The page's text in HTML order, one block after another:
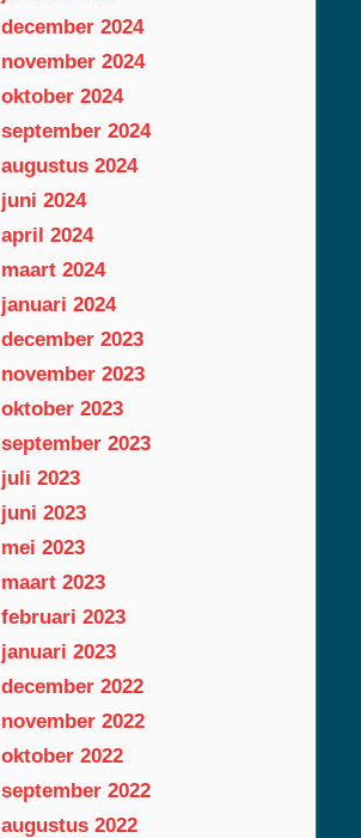
december 2024
november 2024
oktober 2024
september 2024
augustus 2024
juni 2024
april 2024
maart 2024
januari 2024
december 2023
november 2023
oktober 2023
september 2023
juli 2023
juni 2023
mei 2023
maart 2023
februari 2023
januari 2023
december 2022
november 2022
oktober 2022
september 2022
augustus 2022